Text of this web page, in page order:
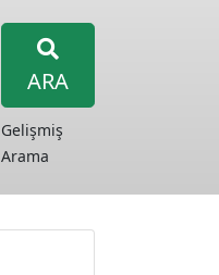
ARA
Gelişmiş
Arama